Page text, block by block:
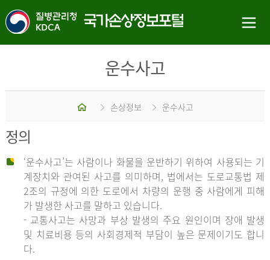
운수사고
홈 손상정보 운수사고
정의
‘운수사고’는 사람이나 화물을 운반하기 위하여 사용되는 기
계장치와 관여된 사고를 의미하며, 법에서는 도로교통법 제
2조의 규정에 의한 도로에서 차량의 운행 중 사람에게 피해
가 발생한 사고를 말하고 있습니다.
- 교통사고는 사망과 부상 발생의 주요 원인이며 장애 발생
및 치료비용 등의 사회경제적 부담이 높은 문제이기도 합니
다.